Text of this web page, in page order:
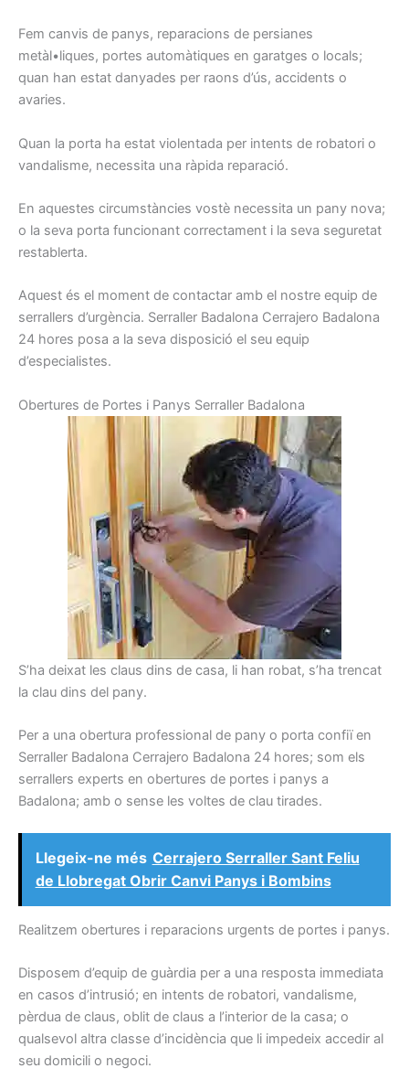
Fem canvis de panys, reparacions de persianes
metàl•liques, portes automàtiques en garatges o locals;
quan han estat danyades per raons d’ús, accidents o
avaries.
Quan la porta ha estat violentada per intents de robatori o
vandalisme, necessita una ràpida reparació.
En aquestes circumstàncies vostè necessita un pany nova;
o la seva porta funcionant correctament i la seva seguretat
restablerta.
Aquest és el moment de contactar amb el nostre equip de
serrallers d’urgència. Serraller Badalona Cerrajero Badalona
24 hores posa a la seva disposició el seu equip
d’especialistes.
Obertures de Portes i Panys Serraller Badalona
S’ha deixat les claus dins de casa, li han robat, s’ha trencat
la clau dins del pany.
Per a una obertura professional de pany o porta confiï en
Serraller Badalona Cerrajero Badalona 24 hores; som els
serrallers experts en obertures de portes i panys a
Badalona; amb o sense les voltes de clau tirades.
Llegeix-ne més Cerrajero Serraller Sant Feliu
de Llobregat Obrir Canvi Panys i Bombins
Realitzem obertures i reparacions urgents de portes i panys.
Disposem d’equip de guàrdia per a una resposta immediata
en casos d’intrusió; en intents de robatori, vandalisme,
pèrdua de claus, oblit de claus a l’interior de la casa; o
qualsevol altra classe d’incidència que li impedeix accedir al
seu domicili o negoci.